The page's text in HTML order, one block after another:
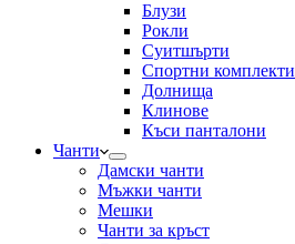
Блузи
Рокли
Суитшърти
Спортни комплекти
Долнища
Клинове
Къси панталони
Чанти
Дамски чанти
Мъжки чанти
Мешки
Чанти за кръст